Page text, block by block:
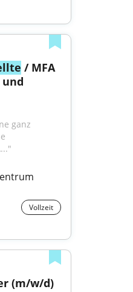
/ MFA
ganz
Vollzeit
(m/w/d)